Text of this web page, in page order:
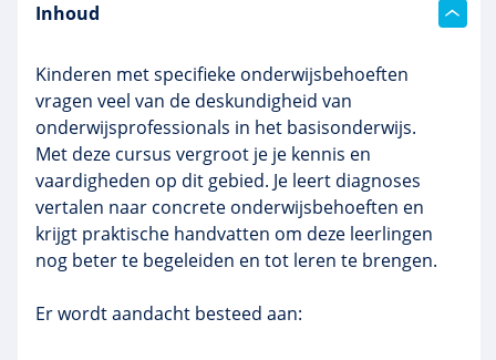
Inhoud
Kinderen met specifieke onderwijsbehoeften
vragen veel van de deskundigheid van
onderwijsprofessionals in het basisonderwijs.
Met deze cursus vergroot je je kennis en
vaardigheden op dit gebied. Je leert diagnoses
vertalen naar concrete onderwijsbehoeften en
krijgt praktische handvatten om deze leerlingen
nog beter te begeleiden en tot leren te brengen.
Er wordt aandacht besteed aan: